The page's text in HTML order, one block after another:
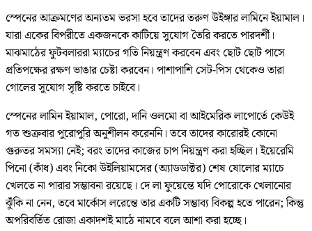
স্পেনের আক্রমণের অন্যতম ভরসা হবে তাদের তরুণ উইঙ্গার লামিনে ইয়ামাল।
যারা একের বিপরীতে একজনকে কাটিয়ে সুযোগ তৈরি করতে পারদর্শী।
মাঝমাঠের ফুটবলাররা ম্যাচের গতি নিয়ন্ত্রণ করবেন এবং ছোট ছোট পাসে
প্রতিপক্ষের রক্ষণ ভাঙার চেষ্টা করবেন। পাশাপাশি সেট-পিস থেকেও তারা
গোলের সুযোগ সৃষ্টি করতে চাইবে।
স্পেনের লামিন ইয়ামাল, পোরো, দানি ওলমো বা আইমেরিক লাপোর্তে কেউই
গত শুক্রবার পুরোপুরি অনুশীলন করেননি। তবে তাদের কারোরই কোনো
গুরুতর সমস্যা নেই; বরং তাদের কাজের চাপ নিয়ন্ত্রণ করা হচ্ছিল। ইয়েরেমি
পিনো (কাঁধ) এবং নিকো উইলিয়ামসের (অ্যাডডাক্টর) শেষ ষোলোর ম্যাচে
খেলতে না পারার সম্ভাবনা রয়েছে। দে লা ফুয়েন্তে যদি পোরোকে খেলানোর
ঝুঁঁকি না নেন, তবে মার্কোস লরেন্তে তার একটি সম্ভাব্য বিকল্প হতে পারেন; কিন্তু
অপরিবর্তিত রোজা একাদশই মাঠে নামবে বলে আশা করা হচ্ছে।